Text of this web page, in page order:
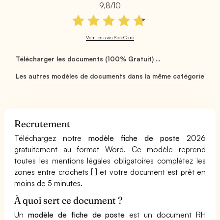
9,8/10
Voir les avis SideCare
Télécharger les documents (100% Gratuit) ...
Les autres modèles de documents dans la même catégorie
Recrutement
Téléchargez notre modèle fiche de poste 2026
gratuitement au format Word. Ce modèle reprend
toutes les mentions légales obligatoires complétez les
zones entre crochets [ ] et votre document est prêt en
moins de 5 minutes.
À quoi sert ce document ?
Un modèle de fiche de poste est un document RH